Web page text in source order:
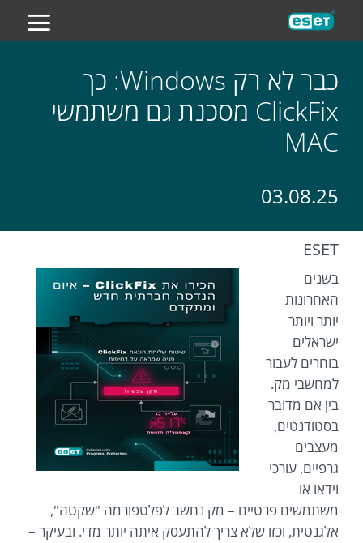
כבר לא רק Windows: כך
ClickFix מסכנת גם משתמשי
MAC
03.08.25
ESET
בשנים
האחרונות
יותר ויותר
ישראלים
בוחרים לעבור
למחשבי מק.
בין אם מדובר
בסטודנטים,
מעצבים
גרפיים, עורכי
וידאו או
משתמשים פרטיים – מק נחשב לפלטפורמה "שקטה",
אלגנטית, וכזו שלא צריך להתעסק איתה יותר מדי. ובעיקר –